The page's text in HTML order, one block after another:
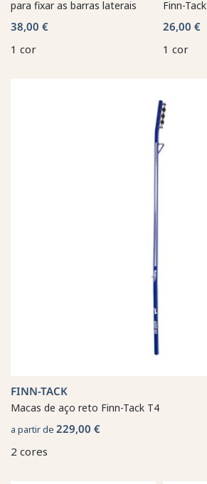
para fixar as barras laterais
38,00 €
1 cor
Finn-Tack
26,00 €
1 cor
FINN-TACK
Macas de aço reto Finn-Tack T4
a partir de 229,00 €
2 cores